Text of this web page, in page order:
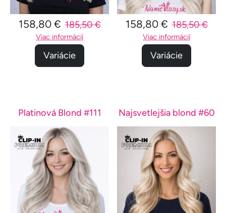
158,80 € 185,50 €
Viac informácií
Variácie
158,80 € 185,50 €
Viac informácií
Variácie
Platinová Blond #111 Najsvetlejšia blond #60